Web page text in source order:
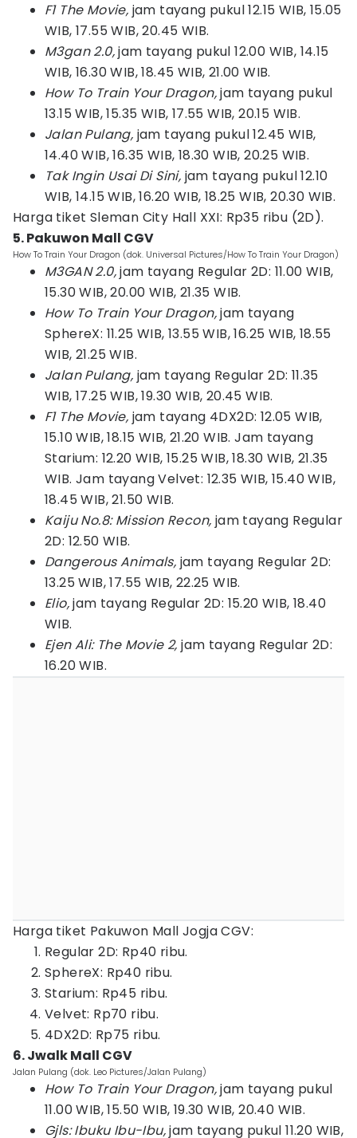
F1 The Movie, jam tayang pukul 12.15 WIB, 15.05
WIB, 17.55 WIB, 20.45 WIB.
M3gan 2.0,jam tayang pukul 12.00 WIB, 14.15
WIB, 16.30 WIB, 18.45 WIB, 21.00 WIB.
How To Train Your Dragon,jam tayang pukul
13.15 WIB, 15.35 WIB, 17.55 WIB, 20.15 WIB.
Jalan Pulang, jam tayang pukul 12.45 WIB,
14.40 WIB, 16.35 WIB, 18.30 WIB, 20.25 WIB.
Tak Ingin Usai Di Sini, jam tayang pukul 12.10
WIB, 14.15 WIB, 16.20 WIB, 18.25 WIB, 20.30 WIB.
Harga tiket Sleman City Hall XXI: Rp35 ribu (2D).
5. Pakuwon Mall CGV
How To Train Your Dragon (dok. Universal Pictures/How To Train Your Dragon)
M3GAN 2.0,jam tayang Regular 2D: 11.00 WIB,
15.30 WIB, 20.00 WIB, 21.35 WIB.
How To Train Your Dragon,jam tayang
SphereX: 11.25 WIB, 13.55 WIB, 16.25 WIB, 18.55
WIB, 21.25 WIB.
Jalan Pulang, jam tayang Regular 2D: 11.35
WIB, 17.25 WIB, 19.30 WIB, 20.45 WIB.
F1 The Movie, jam tayang 4DX2D: 12.05 WIB,
15.10 WIB, 18.15 WIB, 21.20 WIB. Jam tayang
Starium: 12.20 WIB, 15.25 WIB, 18.30 WIB, 21.35
WIB. Jam tayang Velvet: 12.35 WIB, 15.40 WIB,
18.45 WIB, 21.50 WIB.
Kaiju No.8: Mission Recon, jam tayang Regular
2D: 12.50 WIB.
Dangerous Animals, jam tayang Regular 2D:
13.25 WIB, 17.55 WIB, 22.25 WIB.
Elio,jam tayang Regular 2D: 15.20 WIB, 18.40
WIB.
Ejen Ali: The Movie 2, jam tayang Regular 2D:
16.20 WIB.
Harga tiket Pakuwon Mall Jogja CGV:
Regular 2D: Rp40 ribu.
SphereX: Rp40 ribu.
Starium: Rp45 ribu.
Velvet: Rp70 ribu.
4DX2D: Rp75 ribu.
6. Jwalk Mall CGV
Jalan Pulang (dok. Leo Pictures/Jalan Pulang)
How To Train Your Dragon,jam tayang pukul
11.00 WIB, 15.50 WIB, 19.30 WIB, 20.40 WIB.
Gjls: Ibuku Ibu-Ibu,jam tayang pukul 11.20 WIB,